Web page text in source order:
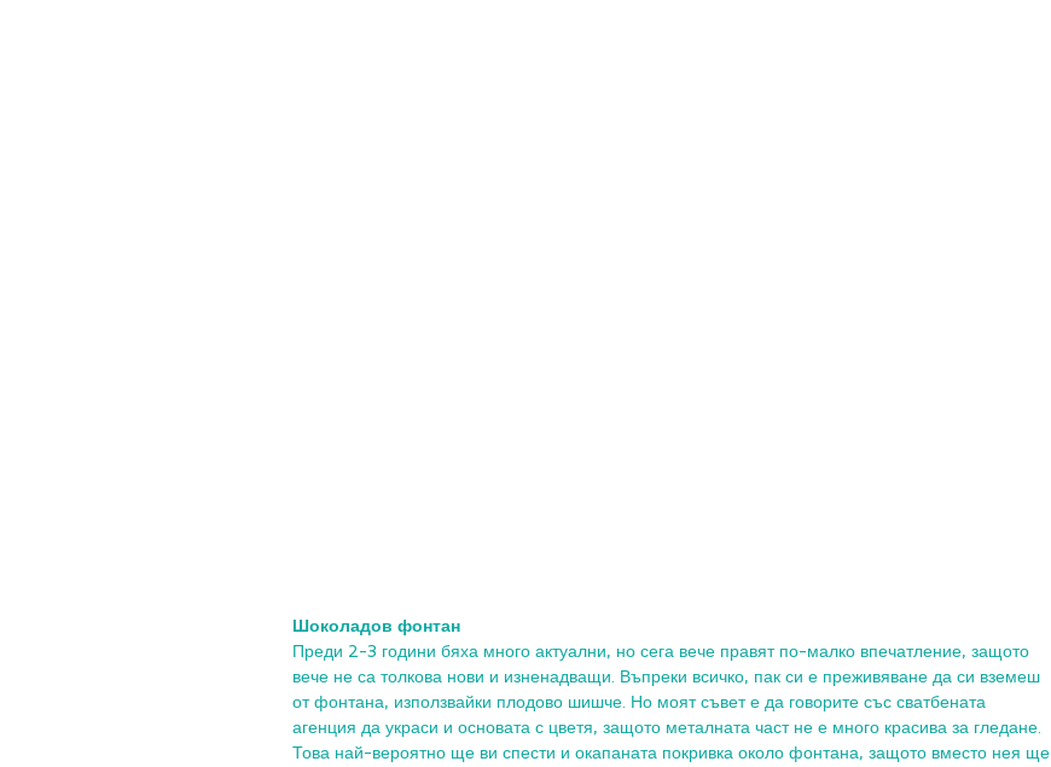
Шоколадов фонтан
Преди 2-3 години бяха много актуални, но сега вече правят по-малко впечатление, защото
вече не са толкова нови и изненадващи. Въпреки всичко, пак си е преживяване да си вземеш
от фонтана, използвайки плодово шишче. Но моят съвет е да говорите със сватбената
агенция да украси и основата с цветя, защото металната част не е много красива за гледане.
Това най-вероятно ще ви спести и окапаната покривка около фонтана, защото вместо нея ще